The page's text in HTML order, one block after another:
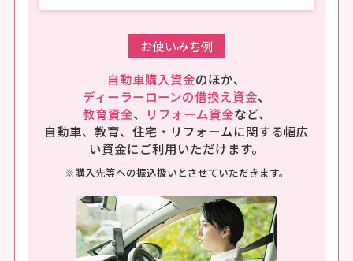
お使いみち例
自動車購入資金のほか、
ディーラーローンの借換え資金、
教育資金、 リフォーム資金など、
自動車、教育、住宅・リフォームに 関する幅広
い資金に ご利用いただけます。
※購入先等への振込扱いとさせていただきます。